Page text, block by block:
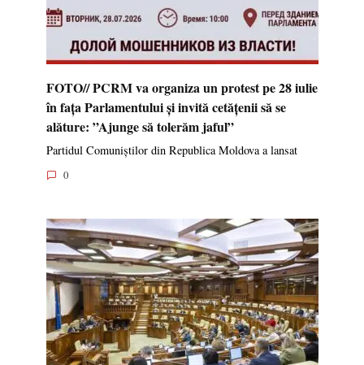
FOTO// PCRM va organiza un protest pe 28 iulie
în fața Parlamentului și invită cetățenii să se
alăture: ”Ajunge să tolerăm jaful”
Partidul Comuniștilor din Republica Moldova a lansat
0